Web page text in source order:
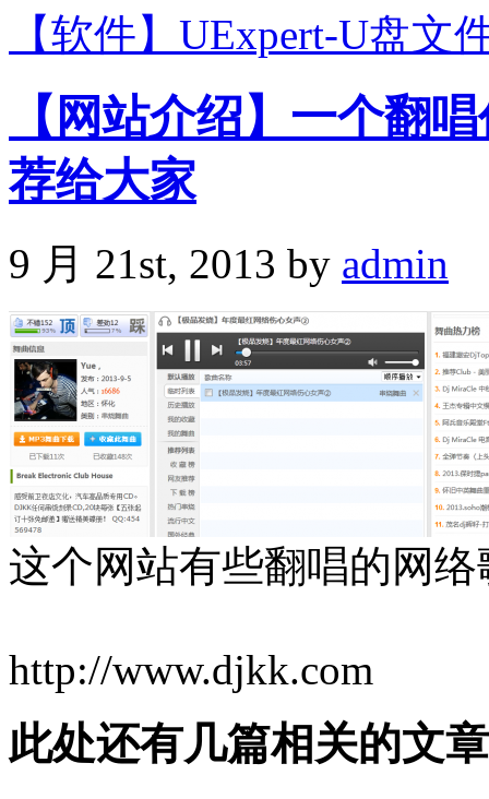
【软件】UExpert-U盘文
【网站介绍】一个翻
荐给大家
9 月 21st, 2013 by admin
这个网站有些翻唱的网
http://www.djkk.com
此处还有几篇相关的文